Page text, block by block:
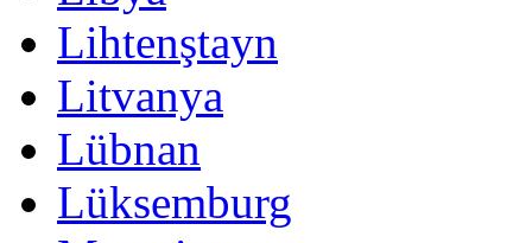
Lihtenştayn
Litvanya
Lübnan
Lüksemburg